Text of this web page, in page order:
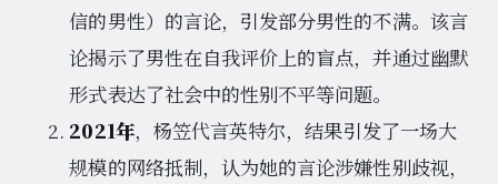
信的男性）的言论，引发部分男性的不满。该言
论揭示了男性在自我评价上的盲点，并通过幽默
形式表达了社会中的性别不平等问题。
2021年，杨笠代言英特尔，结果引发了一场大
规模的网络抵制，认为她的言论涉嫌性别歧视，